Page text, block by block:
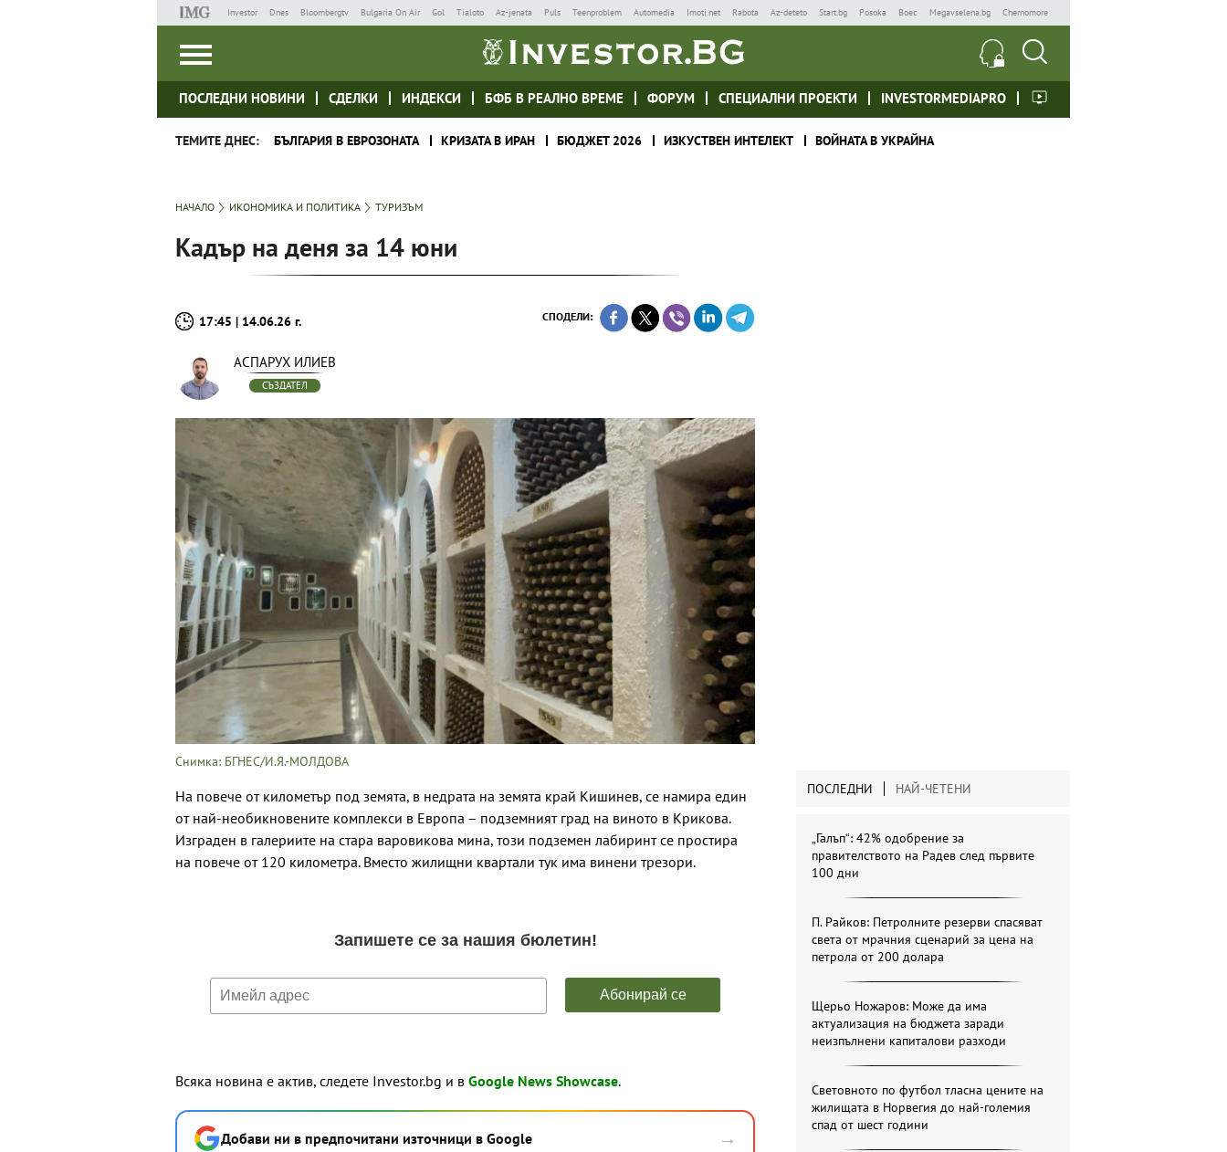
Investor Dnes Bloombergtv Bulgaria On Air Gol Tialoto Az-jenata Puls Teenproblem Automedia Imoti.net Rabota Az-deteto Start.bg Posoka Boec Megavselena.bg Chernomore
ПОСЛЕДНИ НОВИНИ СДЕЛКИ ИНДЕКСИ БФБ В РЕАЛНО ВРЕМЕ ФОРУМ СПЕЦИАЛНИ ПРОЕКТИ INVESTORMEDIAPRO
ТЕМИТЕ ДНЕС: БЪЛГАРИЯ В ЕВРОЗОНАТА КРИЗАТА В ИРАН БЮДЖЕТ 2026 ИЗКУСТВЕН ИНТЕЛЕКТ ВОЙНАТА В УКРАЙНА
НАЧАЛО ИКОНОМИКА И ПОЛИТИКА ТУРИЗЪМ
Кадър на деня за 14 юни
17:45 | 14.06.26 г. СПОДЕЛИ:
АСПАРУХ ИЛИЕВ
СЪЗДАТЕЛ
Снимка: БГНЕС/И.Я.-МОЛДОВА
На повече от километър под земята, в недрата на земята край Кишинев, се намира един
от най-необикновените комплекси в Европа – подземният град на виното в Крикова.
Изграден в галериите на стара варовикова мина, този подземен лабиринт се простира
на повече от 120 километра. Вместо жилищни квартали тук има винени трезори.
Всяка новина е актив, следете Investor.bg и в Google News Showcase.
Добави ни в предпочитани източници в Google →
ПОСЛЕДНИ НАЙ-ЧЕТЕНИ
„Галъп“: 42% одобрение за
правителството на Радев след първите
100 дни
П. Райков: Петролните резерви спасяват
света от мрачния сценарий за цена на
петрола от 200 долара
Щерьо Ножаров: Може да има
актуализация на бюджета заради
неизпълнени капиталови разходи
Световното по футбол тласна цените на
жилищата в Норвегия до най-големия
спад от шест години